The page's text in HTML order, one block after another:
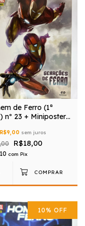
de Ferro (1ª
nº 23 + Miniposter
R$9,00 sem juros
R$18,00
com Pix
10% OFF